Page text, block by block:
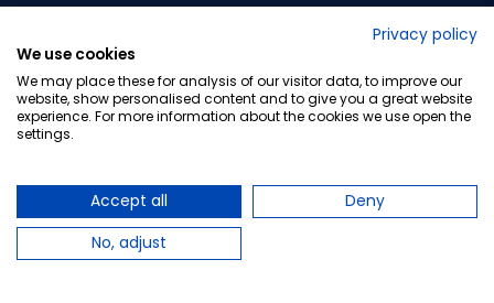
Privacy policy
We use cookies
We may place these for analysis of our visitor data, to improve our
website, show personalised content and to give you a great website
experience. For more information about the cookies we use open the
settings.
Accept all
Deny
No, adjust